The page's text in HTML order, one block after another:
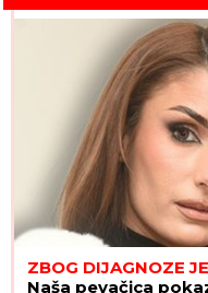
ZBOG DIJAGNOZE
Naša pevačica